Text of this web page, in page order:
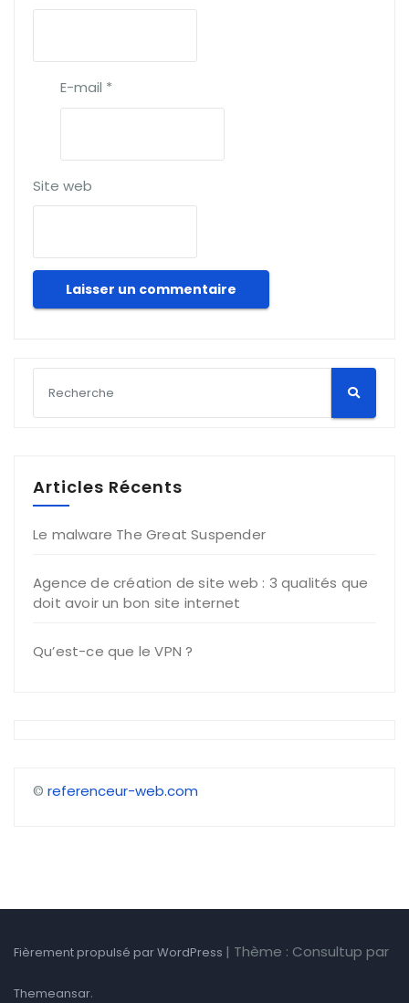
E-mail *
Site web
Articles Récents
Le malware The Great Suspender
Agence de création de site web : 3 qualités que
doit avoir un bon site internet
Qu’est-ce que le VPN ?
© referenceur-web.com
Fièrement propulsé par WordPress | Thème : Consultup par
Themeansar.